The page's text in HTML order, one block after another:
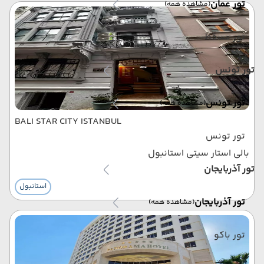
تور عمان(مشاهده همه)
تور مسقط
تور تونس
تور تونس(مشاهده همه)
تور تونس
تور آذربایجان
تور آذربایجان(مشاهده همه)
تور باکو
BALI STAR CITY ISTANBUL
بالی استار سیتی استانبول
استانبول